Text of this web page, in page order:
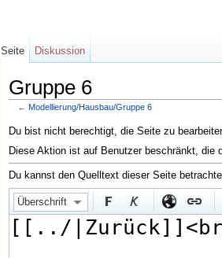
Gruppe 6
← Modellierung/Hausbau/Gruppe 6
Du bist nicht berechtigt, die Seite zu
Diese Aktion ist auf Benutzer beschränkt, die
Du kannst den Quelltext dieser Seite
Überschrift
Seite Diskussion